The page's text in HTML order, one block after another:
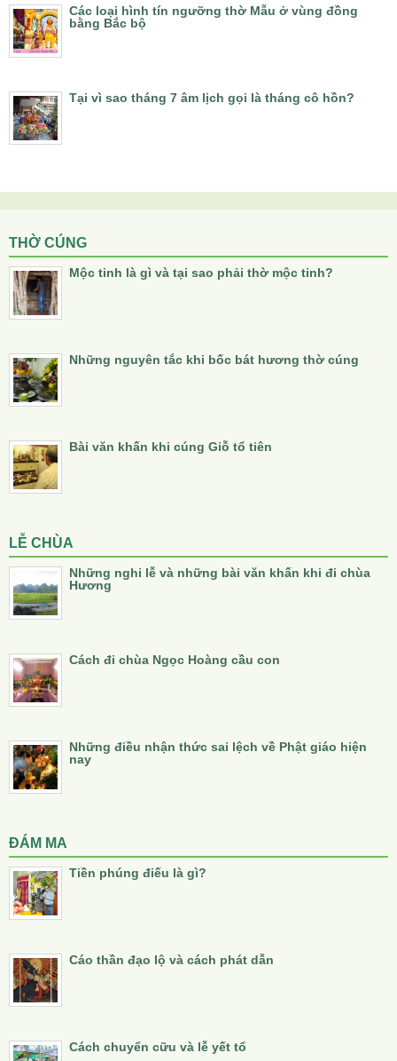
Các loại hình tín ngưỡng thờ Mẫu ở vùng đồng
bằng Bắc bộ
Tại vì sao tháng 7 âm lịch gọi là tháng cô hồn?
THỜ CÚNG
Mộc tinh là gì và tại sao phải thờ mộc tinh?
Những nguyên tắc khi bốc bát hương thờ cúng
Bài văn khấn khi cúng Giỗ tổ tiên
LỄ CHÙA
Những nghi lễ và những bài văn khấn khi đi chùa
Hương
Cách đi chùa Ngọc Hoàng cầu con
Những điều nhận thức sai lệch về Phật giáo hiện
nay
ĐÁM MA
Tiền phúng điếu là gì?
Cáo thần đạo lộ và cách phát dẫn
Cách chuyển cữu và lễ yết tổ